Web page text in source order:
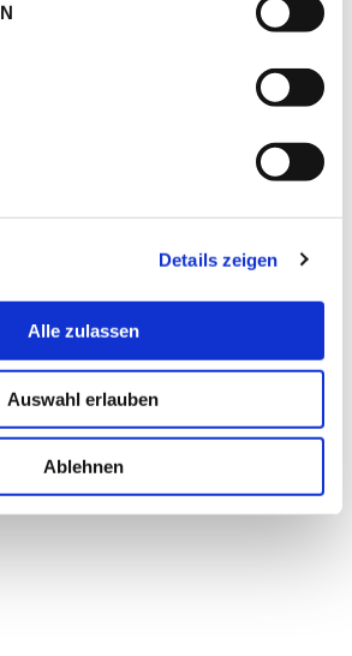
Details zeigen
Alle zulassen
Auswahl erlauben
Ablehnen